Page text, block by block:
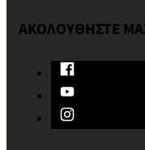
ΑΚΟΛΟΥΘΗΣΤΕ